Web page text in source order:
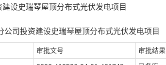
设史瑞琴屋顶分布式光伏发电项目
司投资建设史瑞琴屋顶分布式光伏发电项目
审批文号 审批结果